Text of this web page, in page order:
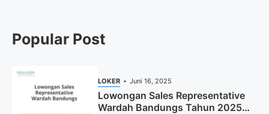
Popular Post
LOKER Juni 16, 2025
Lowongan Sales Representative
Wardah Bandungs Tahun 2025